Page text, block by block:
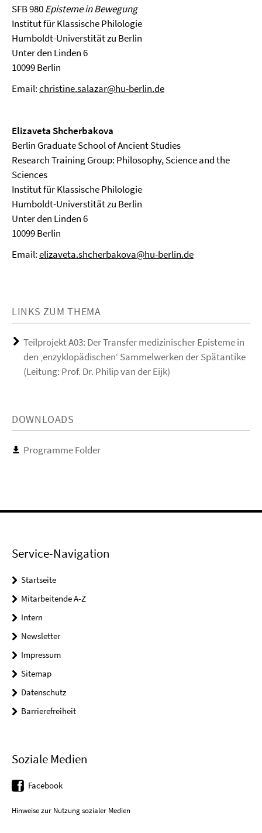
SFB 980Episteme in Bewegung
Institut für Klassische Philologie
Humboldt-Universtität zu Berlin
Unter den Linden 6
10099 Berlin
Email:christine.salazar@hu-berlin.de
Elizaveta Shcherbakova
Berlin Graduate School of Ancient Studies
Research Training Group: Philosophy, Science and the
Sciences
Institut für Klassische Philologie
Humboldt-Universtität zu Berlin
Unter den Linden 6
10099 Berlin
Email:elizaveta.shcherbakova@hu-berlin.de
LINKS ZUM THEMA
Teilprojekt A03: Der Transfer medizinischer Episteme in
den ‚enzyklopädischen‘ Sammelwerken der Spätantike
(Leitung: Prof. Dr. Philip van der Eijk)
DOWNLOADS
Programme Folder
Service-Navigation
Startseite
Mitarbeitende A-Z
Intern
Newsletter
Impressum
Sitemap
Datenschutz
Barrierefreiheit
Soziale Medien
Facebook
Hinweise zur Nutzung sozialer Medien